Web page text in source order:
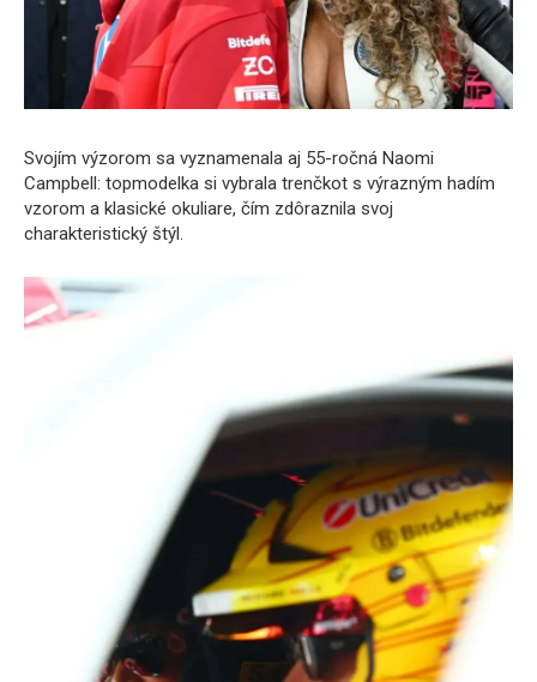
Svojím výzorom sa vyznamenala aj 55-ročná Naomi
Campbell: topmodelka si vybrala trenčkot s výrazným hadím
vzorom a klasické okuliare, čím zdôraznila svoj
charakteristický štýl.